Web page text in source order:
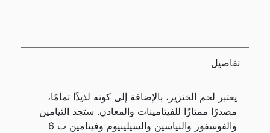
تفاصيل
يعتبر لحم الخنزير، بالإضافة إلى كونه لذيذًا تمامًا،
مصدرًا ممتازًا للفيتامينات والمعادن. ستجد الثيامين
والفوسفور والنياسين والسيلينيوم وفيتامين ب 6